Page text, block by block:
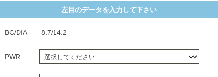
左目のデータを入力して下さい
BC/DIA 8.7/14.2
PWR